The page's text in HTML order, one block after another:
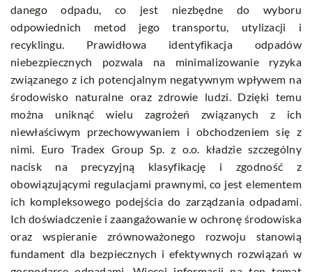
danego odpadu, co jest niezbędne do wyboru
odpowiednich metod jego transportu, utylizacji i
recyklingu. Prawidłowa identyfikacja odpadów
niebezpiecznych pozwala na minimalizowanie ryzyka
związanego z ich potencjalnym negatywnym wpływem na
środowisko naturalne oraz zdrowie ludzi. Dzięki temu
można uniknąć wielu zagrożeń związanych z ich
niewłaściwym przechowywaniem i obchodzeniem się z
nimi. Euro Tradex Group Sp. z o.o. kładzie szczególny
nacisk na precyzyjną klasyfikację i zgodność z
obowiązującymi regulacjami prawnymi, co jest elementem
ich kompleksowego podejścia do zarządzania odpadami.
Ich doświadczenie i zaangażowanie w ochronę środowiska
oraz wspieranie zrównoważonego rozwoju stanowią
fundament dla bezpiecznych i efektywnych rozwiązań w